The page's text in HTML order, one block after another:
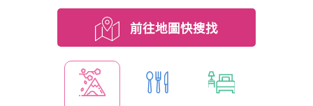
前往地圖快搜找